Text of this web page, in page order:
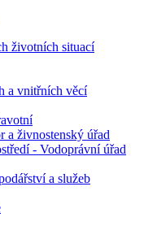
životních situací
a vnitřních věcí
a živnostenský úřad
- Vodoprávní úřad
a služeb